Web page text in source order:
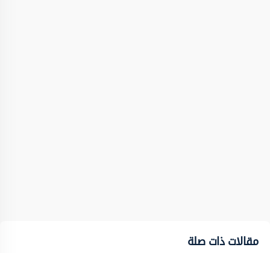
مقالات ذات صلة